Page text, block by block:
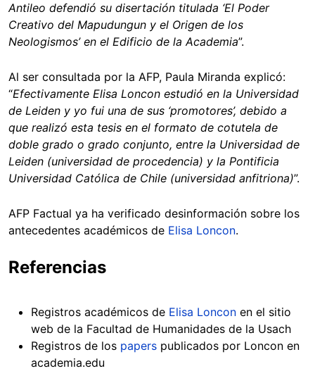
Antileo defendió su disertación titulada ‘El Poder
Creativo del Mapudungun y el Origen de los
Neologismos’ en el Edificio de la Academia”.
Al ser consultada por la AFP, Paula Miranda explicó:
“Efectivamente Elisa Loncon estudió en la Universidad
de Leiden y yo fui una de sus ‘promotores’, debido a
que realizó esta tesis en el formato de cotutela de
doble grado o grado conjunto, entre la Universidad de
Leiden (universidad de procedencia) y la Pontificia
Universidad Católica de Chile (universidad anfitriona)”.
AFP Factual ya ha verificado desinformación sobre los
antecedentes académicos de Elisa Loncon.
Referencias
Registros académicos de Elisa Loncon en el sitio
web de la Facultad de Humanidades de la Usach
Registros de los papers publicados por Loncon en
academia.edu